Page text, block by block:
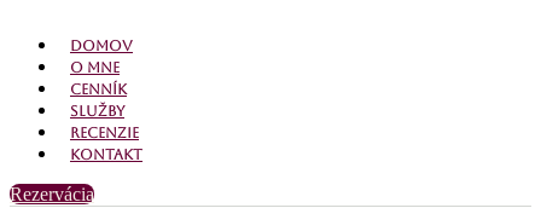
Domov
O mne
Cenník
Služby
Recenzie
Kontakt
Rezervácia